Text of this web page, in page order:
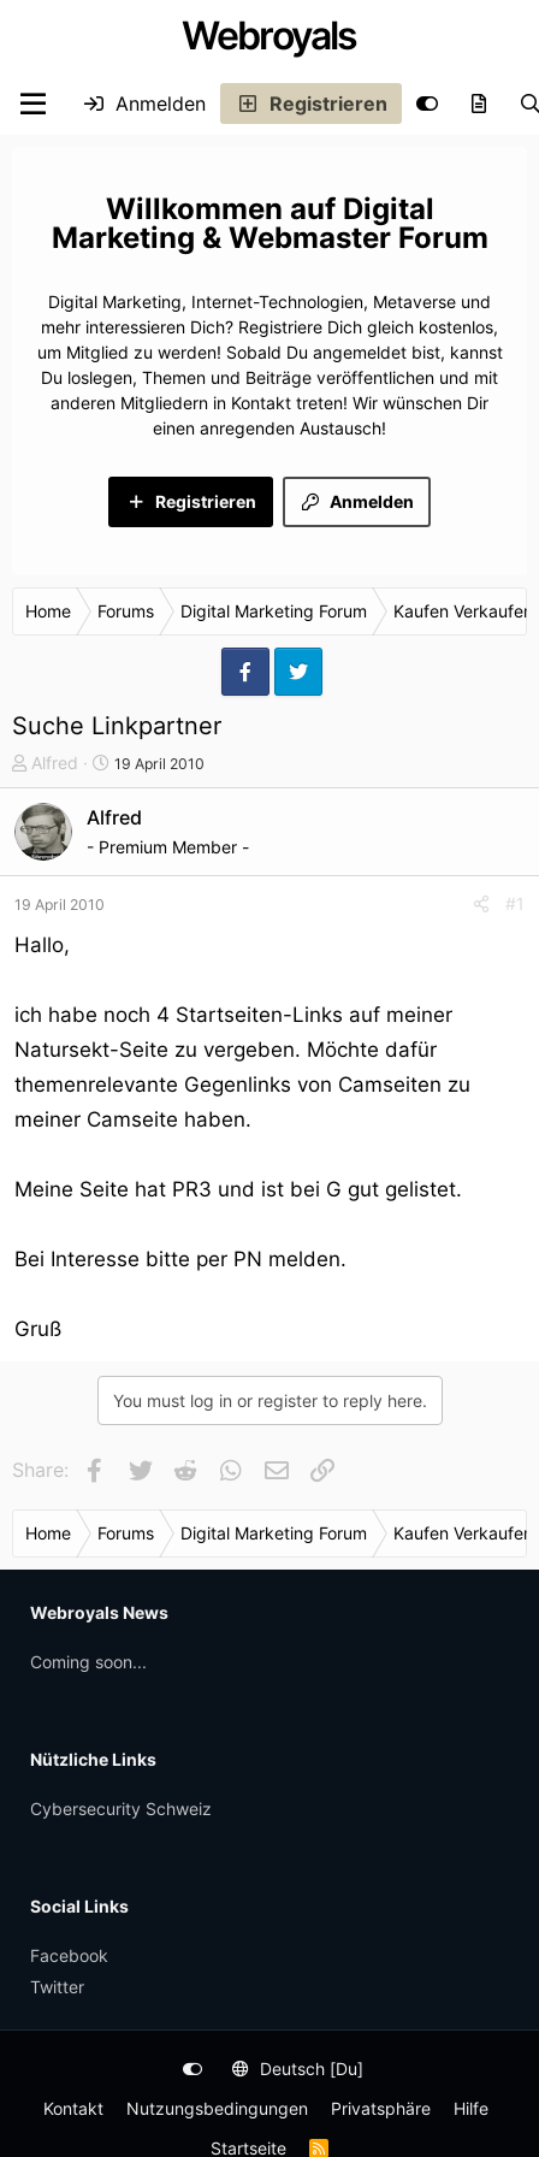
Webroyals
Anmelden Registrieren
Digital
Marketing & Webmaster Forum
Digital Marketing, Internet-Technologien, Metaverse und
mehr interessieren Dich? Registriere Dich gleich kostenlos,
um Mitglied zu werden! Sobald Du angemeldet bist, kannst
Du loslegen, Themen und Beiträge veröffentlichen und mit
anderen Mitgliedern in Kontakt treten! Wir wünschen Dir
einen anregenden Austausch!
Anmelden
Registrieren
Home Forums Digital Marketing Forum Kaufen Verkaufen
Suche Linkpartner
T
h
e
m
e
s
t
t
r
Alfred
S
t
a
19 April 2010
Alfred
- Premium Member -
19 April 2010 #1
Hallo,
ich habe noch 4 Startseiten-Links auf meiner
Natursekt-Seite zu vergeben. Möchte dafür
themenrelevante Gegenlinks von Camseiten zu
meiner Camseite haben.
Meine Seite hat PR3 und ist bei G gut gelistet.
Bei Interesse bitte per PN melden.
Gruß
You must log in or register to reply here.
Share: Facebook
Twitter Reddit WhatsApp
E-Mail
Home Forums Digital Marketing Forum Kaufen Verkaufen
Webroyals News
Coming soon...
Nützliche Links
Cybersecurity Schweiz
Social Links
Facebook
Twitter
Deutsch [Du]
Kontakt
Nutzungsbedingungen Privatsphäre
Hilfe
Startseite
R